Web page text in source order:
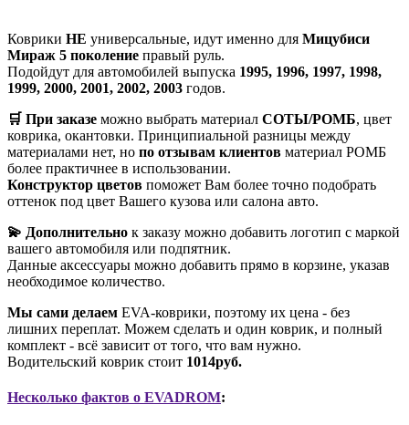
Коврики НЕ универсальные, идут именно для Мицубиси
Мираж 5 поколение правый руль.
Подойдут для автомобилей выпуска 1995, 1996, 1997, 1998,
1999, 2000, 2001, 2002, 2003 годов.
🛒 При заказе можно выбрать материал СОТЫ/РОМБ, цвет
коврика, окантовки. Принципиальной разницы между
материалами нет, но по отзывам клиентов материал РОМБ
более практичнее в использовании.
Конструктор цветов поможет Вам более точно подобрать
оттенок под цвет Вашего кузова или салона авто.
💫 Дополнительно к заказу можно добавить логотип с маркой
вашего автомобиля или подпятник.
Данные аксессуары можно добавить прямо в корзине, указав
необходимое количество.
Мы сами делаем EVA-коврики, поэтому их цена - без
лишних переплат. Можем сделать и один коврик, и полный
комплект - всё зависит от того, что вам нужно.
Водительский коврик стоит 1014руб.
Несколько фактов о EVADROM: